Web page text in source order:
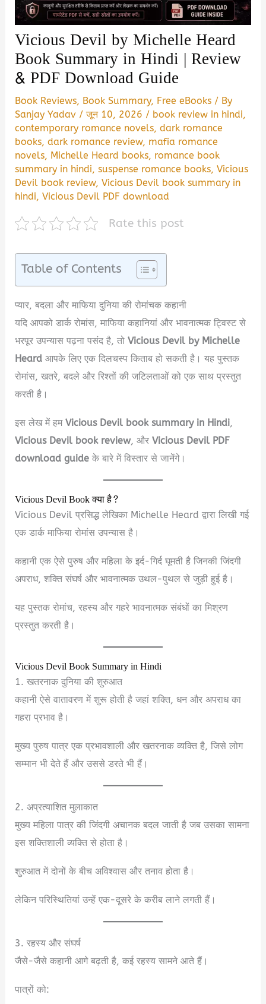
Vicious Devil by Michelle Heard
Book Summary in Hindi | Review
& PDF Download Guide
Book Reviews, Book Summary, Free eBooks / By
Sanjay Yadav /जून 10, 2026 / book review in hindi,
contemporary romance novels,dark romance
books,dark romance review, mafia romance
novels, Michelle Heard books, romance book
summary in hindi,suspense romance books,Vicious
Devil book review,Vicious Devil book summary in
hindi,Vicious Devil PDF download
Rate this post
Table of Contents
प्यार, बदला और माफिया दुनिया की रोमांचक कहानी
यदि आपको डार्क रोमांस, माफिया कहानियां और भावनात्मक ट्विस्ट से
भरपूर उपन्यास पढ़ना पसंद है, तोVicious Devil by Michelle
Heard आपके लिए एक दिलचस्प किताब हो सकती है। यह पुस्तक
रोमांस, खतरे, बदले और रिश्तों की जटिलताओं को एक साथ प्रस्तुत
करती है।
इस लेख में हमVicious Devil book summary in Hindi,
Vicious Devil book review, औरVicious Devil PDF
download guide के बारे में विस्तार से जानेंगे।
Vicious Devil Book क्या है?
Vicious Devil प्रसिद्ध लेखिका Michelle Heard द्वारा लिखी गई
एक डार्क माफिया रोमांस उपन्यास है।
कहानी एक ऐसे पुरुष और महिला के इर्द-गिर्द घूमती है जिनकी जिंदगी
अपराध, शक्ति संघर्ष और भावनात्मक उथल-पुथल से जुड़ी हुई है।
यह पुस्तक रोमांच, रहस्य और गहरे भावनात्मक संबंधों का मिश्रण
प्रस्तुत करती है।
Vicious Devil Book Summary in Hindi
1. खतरनाक दुनिया की शुरुआत
कहानी ऐसे वातावरण में शुरू होती है जहां शक्ति, धन और अपराध का
गहरा प्रभाव है।
मुख्य पुरुष पात्र एक प्रभावशाली और खतरनाक व्यक्ति है, जिसे लोग
सम्मान भी देते हैं और उससे डरते भी हैं।
2. अप्रत्याशित मुलाकात
मुख्य महिला पात्र की जिंदगी अचानक बदल जाती है जब उसका सामना
इस शक्तिशाली व्यक्ति से होता है।
शुरुआत में दोनों के बीच अविश्वास और तनाव होता है।
लेकिन परिस्थितियां उन्हें एक-दूसरे के करीब लाने लगती हैं।
3. रहस्य और संघर्ष
जैसे-जैसे कहानी आगे बढ़ती है, कई रहस्य सामने आते हैं।
पात्रों को: